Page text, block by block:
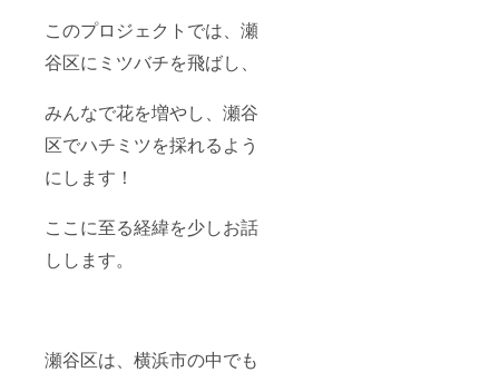
このプロジェクトでは、瀬
谷区にミツバチを飛ばし、
みんなで花を増やし、瀬谷
区でハチミツを採れるよう
にします！
ここに至る経緯を少しお話
しします。
瀬谷区は、横浜市の中でも